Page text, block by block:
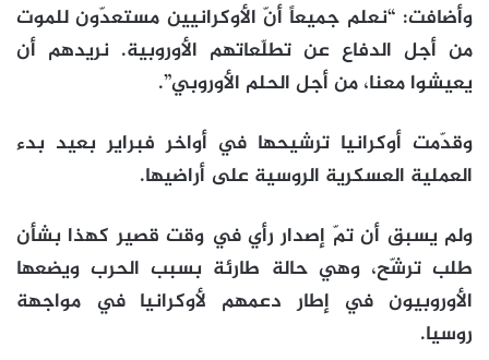
وأضافت: “نعلم جميعاً أنّ الأوكرانيين مستعدّون للموت
من أجل الدفاع عن تطلّعاتهم الأوروبية. نريدهم أن
يعيشوا معنا، من أجل الحلم الأوروبي”.
وقدّمت أوكرانيا ترشيحها في أواخر فبراير بعيد بدء
العملية العسكرية الروسية على أراضيها.
ولم يسبق أن تمّ إصدار رأي في وقت قصير كهذا بشأن
طلب ترشّح، وهي حالة طارئة بسبب الحرب ويضعها
الأوروبيون في إطار دعمهم لأوكرانيا في مواجهة
روسيا.